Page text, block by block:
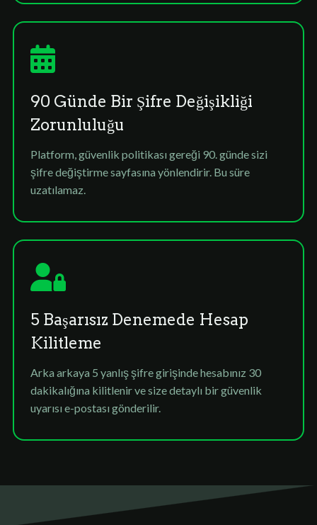
90 Günde Bir Şifre Değişikliği
Zorunluluğu
Platform, güvenlik politikası gereği 90. günde sizi
şifre değiştirme sayfasına yönlendirir. Bu süre
uzatılamaz.
5 Başarısız Denemede Hesap
Kilitleme
Arka arkaya 5 yanlış şifre girişinde hesabınız 30
dakikalığına kilitlenir ve size detaylı bir güvenlik
uyarısı e-postası gönderilir.